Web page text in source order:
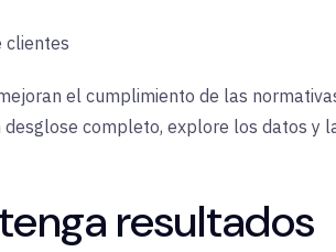
clientes
el cumplimiento de las
completo, explore los datos y
resultados